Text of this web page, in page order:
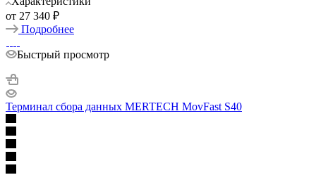
от 27 340 ₽
Подробнее
Быстрый просмотр
Терминал сбора данных MERTECH MovFast S40